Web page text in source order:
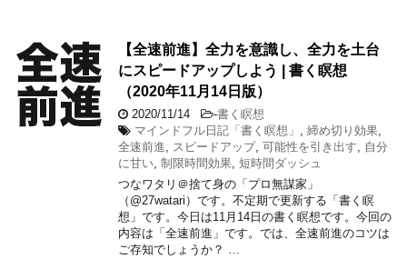
【全速前進】全力を意識し、全力を土台
にスピードアップしよう | 書く瞑想
（2020年11月14日版）
2020/11/14 -書く瞑想
マインドフル日記「書く瞑想」
締め切り効果
全速前進
スピードアップ, 可能性を引き出す
自分
に甘い 制限時間効果 短時間ダッシュ
つなワタリ＠捨て身の「プロ無謀家」
（@27watari）です。不定期で更新する「書く瞑
想」です。今日は11月14日の書く瞑想です。今回の
内容は「全速前進」です。では、全速前進のコツは
ご存知でしょうか？ …